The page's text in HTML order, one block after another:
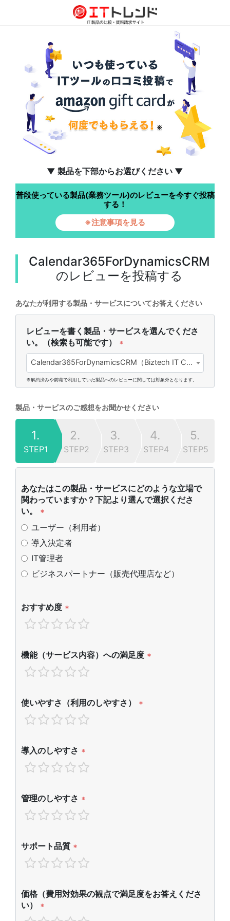
▼ 製品を下部からお選びください ▼
普段使っている製品(業務ツール)のレビューを今すぐ投稿
する！
※注意事項を見る
Calendar365ForDynamicsCRM
のレビューを投稿する
あなたが利用する製品・サービスについてお答えください
レビューを書く製品・サービスを選んでくださ
い。（検索も可能です）
*
Calendar365ForDynamicsCRM（Biztech IT Consultancy Pvt. Ltd.)
※解約済みや前職で利用していた製品へのレビューに関しては対象外となります。
製品・サービスのご感想をお聞かせください
1.
STEP1
2.
STEP2
3.
STEP3
4.
STEP4
5.
STEP5
あなたはこの製品・サービスにどのような立場で
関わっていますか？下記より選んで選択くださ
い。
*
ユーザー（利用者）
導入決定者
IT管理者
ビジネスパートナー（販売代理店など）
おすすめ度 *
機能（サービス内容）への満足度 *
使いやすさ（利用のしやすさ） *
導入のしやすさ *
管理のしやすさ *
サポート品質 *
価格（費用対効果の観点で満足度をお答えくださ
い）
*